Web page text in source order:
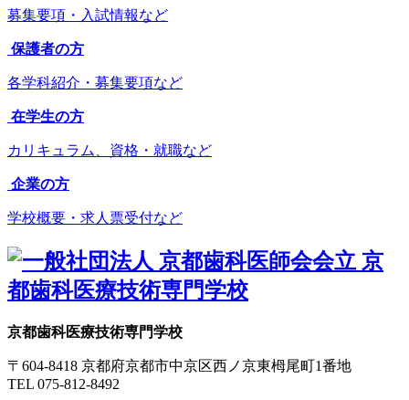
募集要項・入試情報など
保護者の方
各学科紹介・募集要項など
在学生の方
カリキュラム、資格・就職など
企業の方
学校概要・求人票受付など
京都歯科医療技術専門学校
〒604-8418 京都府京都市中京区西ノ京東栂尾町1番地
TEL 075-812-8492